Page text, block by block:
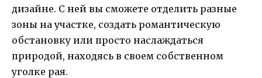
дизайне. С ней вы сможете отделить разные
зоны на участке, создать романтическую
обстановку или просто наслаждаться
природой, находясь в своем собственном
уголке рая.